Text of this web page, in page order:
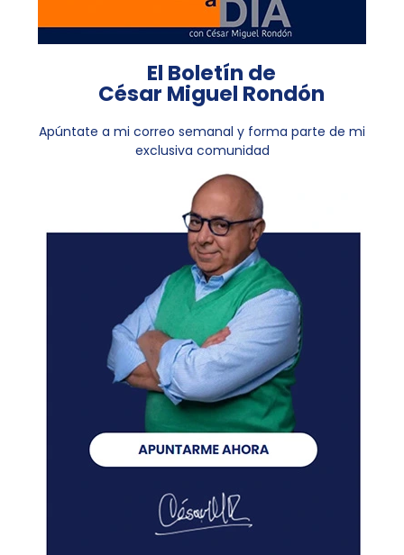
El Boletín de
César Miguel Rondón
Apúntate a mi correo semanal y forma parte de mi
exclusiva comunidad